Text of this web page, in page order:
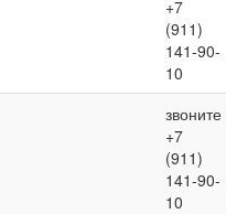
+7
(911)
141-90-
10
звоните
+7
(911)
141-90-
10